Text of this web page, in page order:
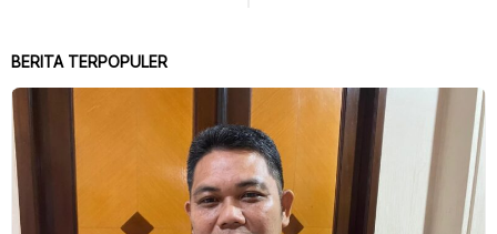
BERITA TERPOPULER